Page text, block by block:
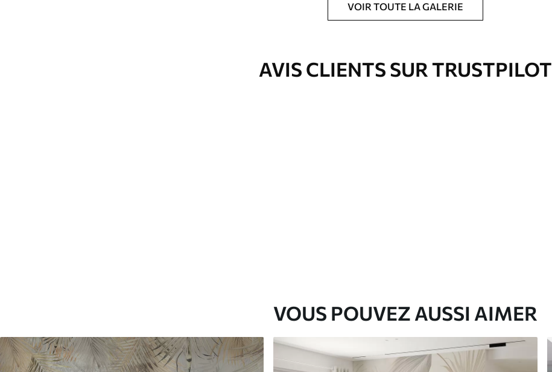
Imprimé sur commande et livré en rouleaux jusqu’à 50 cm de large.
VOIR TOUTE LA GALERIE
AVIS CLIENTS SUR TRUSTPILOT
VOUS POUVEZ AUSSI AIMER